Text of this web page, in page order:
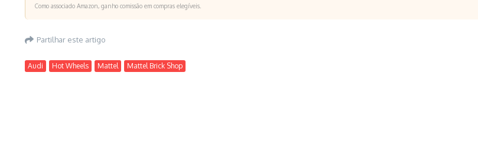
Como associado Amazon, ganho comissão em compras elegíveis.
Partilhar este artigo
Audi Hot Wheels Mattel Mattel Brick Shop